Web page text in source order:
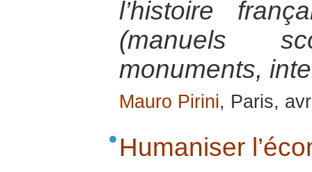
l’histoire
(manuels
monuments,
Mauro Pirini, Paris,
Humaniser